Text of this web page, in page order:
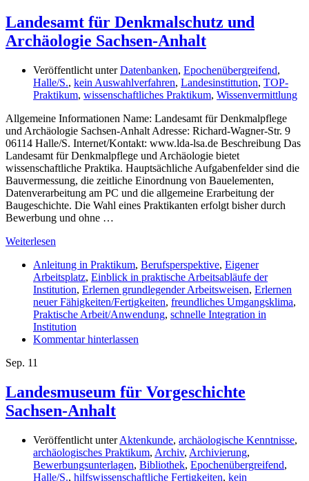
Landesamt für Denkmalschutz und
Archäologie Sachsen-Anhalt
Veröffentlicht unterDatenbanken, Epochenübergreifend,
Halle/S., kein Auswahlverfahren, Landesinstittution, TOP-
Praktikum, wissenschaftliches Praktikum, Wissenvermittlung
Allgemeine Informationen Name: Landesamt für Denkmalpflege
und Archäologie Sachsen-Anhalt Adresse: Richard-Wagner-Str. 9
06114 Halle/S. Internet/Kontakt: www.lda-lsa.de Beschreibung Das
Landesamt für Denkmalpflege und Archäologie bietet
wissenschaftliche Praktika. Hauptsächliche Aufgabenfelder sind die
Bauvermessung, die zeitliche Einordnung von Bauelementen,
Datenverarbeitung am PC und die allgemeine Erarbeitung der
Baugeschichte. Die Wahl eines Praktikanten erfolgt bisher durch
Bewerbung und ohne …
Weiterlesen
Anleitung in Praktikum, Berufsperspektive, Eigener
Arbeitsplatz, Einblick in praktische Arbeitsabläufe der
Institution, Erlernen grundlegender Arbeitsweisen, Erlernen
neuer Fähigkeiten/Fertigkeiten, freundliches Umgangsklima,
Praktische Arbeit/Anwendung, schnelle Integration in
Institution
Kommentar hinterlassen
Sep. 11
Landesmuseum für Vorgeschichte
Sachsen-Anhalt
Veröffentlicht unterAktenkunde, archäologische Kenntnisse,
archäologisches Praktikum, Archiv, Archivierung,
Bewerbungsunterlagen, Bibliothek, Epochenübergreifend,
Halle/S., hilfswissenschaftliche Fertigkeiten, kein